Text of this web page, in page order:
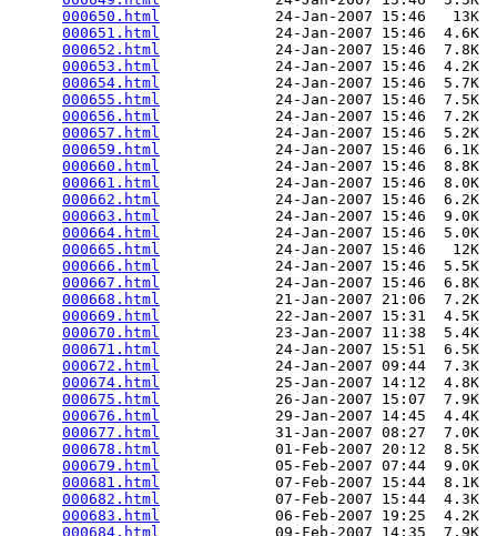
000650.html
             24-Jan-2007 15:46   13K
000651.html
             24-Jan-2007 15:46  4.6K
000652.html
             24-Jan-2007 15:46  7.8K
000653.html
             24-Jan-2007 15:46  4.2K
000654.html
             24-Jan-2007 15:46  5.7K
000655.html
             24-Jan-2007 15:46  7.5K
000656.html
             24-Jan-2007 15:46  7.2K
000657.html
             24-Jan-2007 15:46  5.2K
000659.html
             24-Jan-2007 15:46  6.1K
000660.html
             24-Jan-2007 15:46  8.8K
000661.html
             24-Jan-2007 15:46  8.0K
000662.html
             24-Jan-2007 15:46  6.2K
000663.html
             24-Jan-2007 15:46  9.0K
000664.html
             24-Jan-2007 15:46  5.0K
000665.html
             24-Jan-2007 15:46   12K
000666.html
             24-Jan-2007 15:46  5.5K
000667.html
             24-Jan-2007 15:46  6.8K
000668.html
             21-Jan-2007 21:06  7.2K
000669.html
             22-Jan-2007 15:31  4.5K
000670.html
             23-Jan-2007 11:38  5.4K
000671.html
             24-Jan-2007 15:51  6.5K
000672.html
             24-Jan-2007 09:44  7.3K
000674.html
             25-Jan-2007 14:12  4.8K
000675.html
             26-Jan-2007 15:07  7.9K
000676.html
             29-Jan-2007 14:45  4.4K
000677.html
             31-Jan-2007 08:27  7.0K
000678.html
             01-Feb-2007 20:12  8.5K
000679.html
             05-Feb-2007 07:44  9.0K
000681.html
             07-Feb-2007 15:44  8.1K
000682.html
             07-Feb-2007 15:44  4.3K
000683.html
             06-Feb-2007 19:25  4.2K
000684.html
             09-Feb-2007 14:35  7.9K